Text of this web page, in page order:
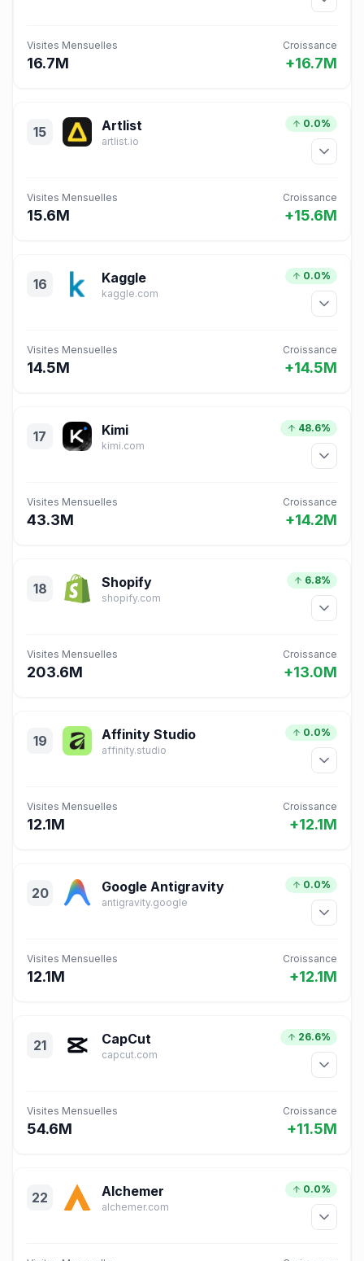
Visites Mensuelles
16.7M
Croissance
+16.7M
15 Artlist
artlist.io
0.0%
Visites Mensuelles
15.6M
Croissance
+15.6M
16 Kaggle
kaggle.com
0.0%
Visites Mensuelles
14.5M
Croissance
+14.5M
17 Kimi
kimi.com
48.6%
Visites Mensuelles
43.3M
Croissance
+14.2M
18 Shopify
shopify.com
6.8%
Visites Mensuelles
203.6M
Croissance
+13.0M
19 Affinity Studio
affinity.studio
0.0%
Visites Mensuelles
12.1M
Croissance
+12.1M
20 Google Antigravity
antigravity.google
0.0%
Visites Mensuelles
12.1M
Croissance
+12.1M
21 CapCut
capcut.com
26.6%
Visites Mensuelles
54.6M
Croissance
+11.5M
22 Alchemer
alchemer.com
0.0%